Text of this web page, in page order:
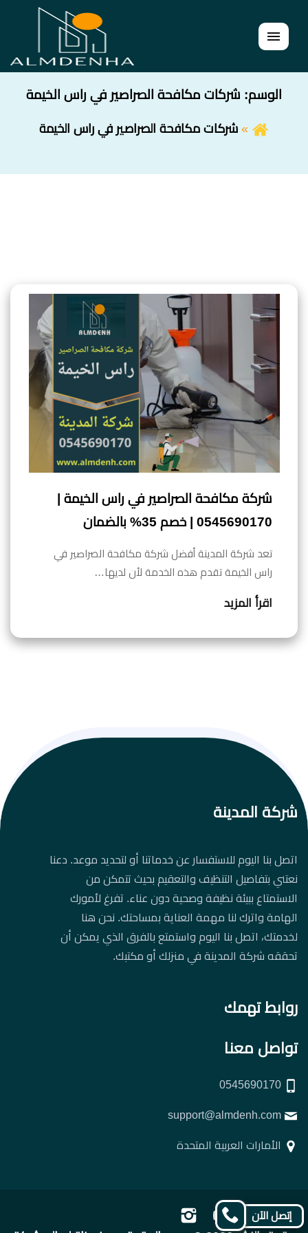
القائمة
الوسم: شركات مكافحة الصراصير في راس الخيمة
شركات مكافحة الصراصير في راس الخيمة
شركة مكافحة الصراصير في راس الخيمة |
0545690170 | خصم 35% بالضمان
تعد شركة المدينة أفضل شركة مكافحة الصراصير في
راس الخيمة تقدم هذه الخدمة لأن لديها…
اقرأ المزيد
شركة المدينة
اتصل بنا اليوم للاستفسار عن خدماتنا أو لتحديد موعد. دعنا
نعتني بتفاصيل التنظيف والتعقيم بحيث تتمكن من
الاستمتاع ببيئة نظيفة وصحية دون عناء. تفرغ لأمورك
الهامة واترك لنا مهمة العناية بمساحتك. نحن هنا
لخدمتك، اتصل بنا اليوم واستمتع بالفرق الذي يمكن أن
تحققه شركة المدينة في منزلك أو مكتبك.
روابط تهمك
تواصل معنا
الأمارات العربية المتحدة
تابعنا
تابعنا
تابعنا
إتصل الآن